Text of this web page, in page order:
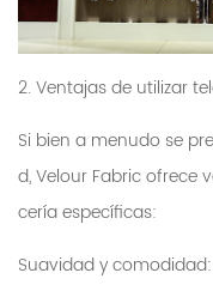
2. Ventajas de utilizar
Si bien a menudo se
d, Velour Fabric ofrece
cería específicas:
Suavidad y